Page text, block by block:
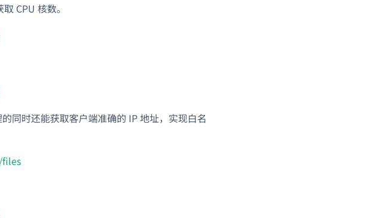
CPU 核数。
同时还能获取客户端准确的 IP 地址，实现白名